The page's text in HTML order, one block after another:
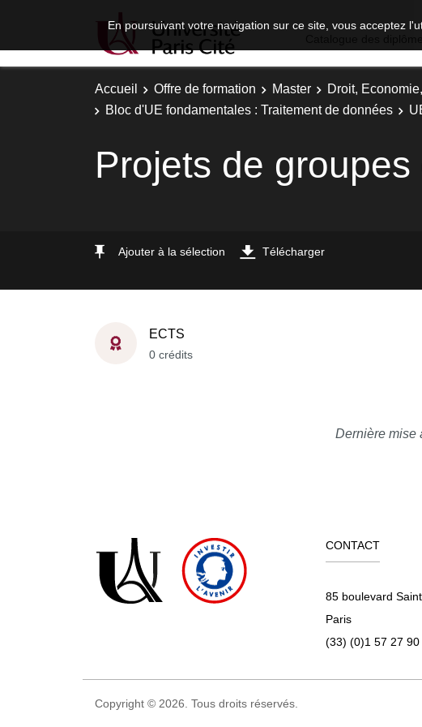
En poursuivant votre navigation sur ce site, vous acceptez
Accueil Offre de formation Master Droit,
Bloc d'UE fondamentales : Traitement de données
Projets de
Ajouter à la sélection Télécharger
ECTS
0 crédits
Dernière mise
CONTACT
85 boulevard
Paris
(33) (0)1 57 27 90
Copyright © 2026. Tous droits réservés.